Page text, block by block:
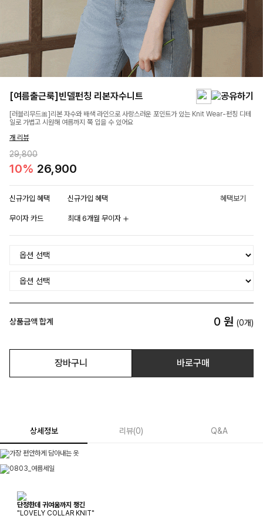
[여름출근룩]빈델펀칭 리본자수니트
[러블리무드🎀]리본 자수와 배색 라인으로 사랑스러운 포인트가 있는 Knit Wear-펀칭 디테
일로 가볍고 시원해 여름까지 쭉 입을 수 있어요
개 리뷰
29,800
10% 26,900
신규가입 혜택 신규가입 혜택 혜택보기
무이자 카드 최대 6개월 무이자
상품금액 합계 0 원 (0개)
장바구니 바로구매
상세정보 리뷰(0) Q&A
단정한데 귀여움까지 챙긴
"LOVELY COLLAR KNIT"